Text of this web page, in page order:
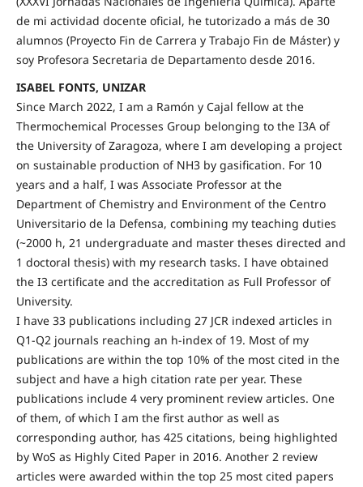
de mi actividad docente oficial, he tutorizado a más de 30
alumnos (Proyecto Fin de Carrera y Trabajo Fin de Máster) y
soy Profesora Secretaria de Departamento desde 2016.
ISABEL FONTS, UNIZAR
Since March 2022, I am a Ramón y Cajal fellow at the
Thermochemical Processes Group belonging to the I3A of
the University of Zaragoza, where I am developing a project
on sustainable production of NH3 by gasification. For 10
years and a half, I was Associate Professor at the
Department of Chemistry and Environment of the Centro
Universitario de la Defensa, combining my teaching duties
(~2000 h, 21 undergraduate and master theses directed and
1 doctoral thesis) with my research tasks. I have obtained
the I3 certificate and the accreditation as Full Professor of
University.
I have 33 publications including 27 JCR indexed articles in
Q1-Q2 journals reaching an h-index of 19. Most of my
publications are within the top 10% of the most cited in the
subject and have a high citation rate per year. These
publications include 4 very prominent review articles. One
of them, of which I am the first author as well as
corresponding author, has 425 citations, being highlighted
by WoS as Highly Cited Paper in 2016. Another 2 review
articles were awarded within the top 25 most cited papers